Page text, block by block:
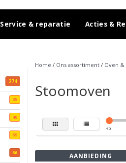
Service & reparatie Acties &
274
35
40
69
66
Home / Ons assortiment/ Oven
Stoomoven
€0
AANBIEDING